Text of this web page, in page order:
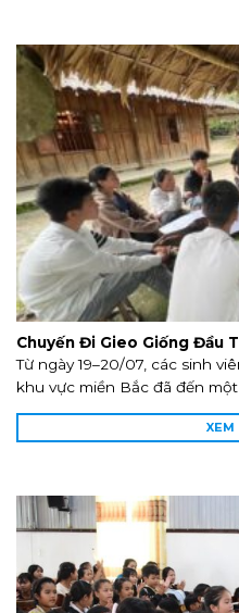
Chuyến Đi Gieo Giống Đầu
Từ ngày 19–20/07, các sinh
khu vực miền Bắc đã đến
XEM